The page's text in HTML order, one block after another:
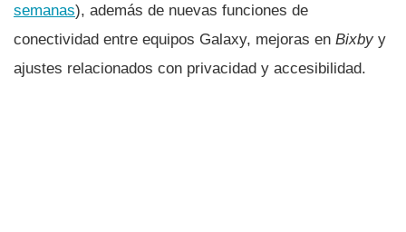
semanas), además de nuevas funciones de
conectividad entre equipos Galaxy, mejoras en Bixby y
ajustes relacionados con privacidad y accesibilidad.